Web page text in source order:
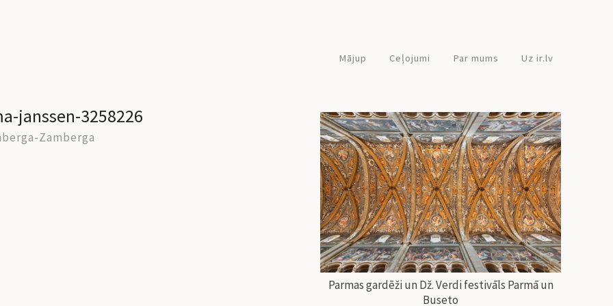
Mājup Ceļojumi Par mums Uz ir.lv
janssen-3258226
Zamberga
Parmas gardēži un Dž. Verdi festivāls Parmā un
Buseto